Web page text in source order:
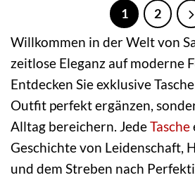
1 2
Willkommen in der Welt von
zeitlose Eleganz auf
Entdecken Sie exklusive
Outfit perfekt ergänzen,
Alltag bereichern. JedeTasche
Geschichte von Leidenschaft,
und dem Streben nach